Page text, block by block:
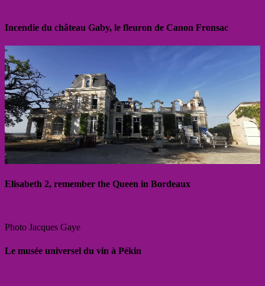
Incendie du château Gaby, le fleuron de Canon Fronsac
Elisabeth 2, remember the Queen in Bordeaux
Photo Jacques Gaye
Le musée universel du vin à Pékin